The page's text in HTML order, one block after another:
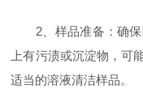
2、样品准备：确保
上有污渍或沉淀物，可
适当的溶液清洁样品。